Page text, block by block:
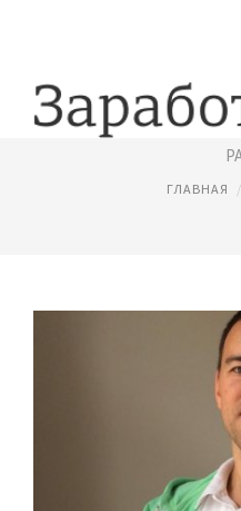
ГЛАВНАЯ